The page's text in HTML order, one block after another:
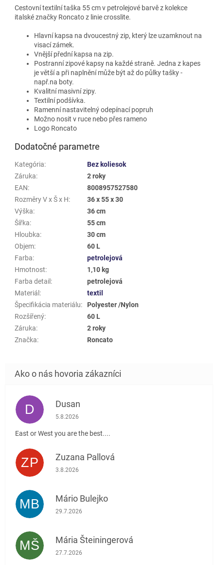
Cestovní textilní taška 55 cm v petrolejové barvě z kolekce
italské značky Roncato z linie crosslite.
Hlavní kapsa na dvoucestný zip, který lze uzamknout na
visací zámek.
Vnější přední kapsa na zip.
Postranní zipové kapsy na každé straně. Jedna z kapes
je větší a při naplnění může být až do půlky tašky -
např.na boty.
Kvalitní masivní zipy.
Textilní podšívka.
Ramenní nastavitelný odepínací popruh
Možno nosit v ruce nebo přes rameno
Logo Roncato
Dodatočné parametre
Kategória:
Bez koliesok
Záruka:
2 roky
EAN:
8008957527580
Rozměry V x Š x H:
36 x 55 x 30
Výška:
36 cm
Šířka:
55 cm
Hloubka:
30 cm
Objem:
60 L
Farba:
petrolejová
Hmotnost:
1,10 kg
Farba detail :
petrolejová
Materiál :
textil
Špecifikácia materiálu:
Polyester /Nylon
Rozšířený:
60 L
Záruka:
2 roky
Značka: Roncato
D Dusan
Hodnotenie obchodu je 5 z 5 hviezdičiek.
5.8.2026
East or West you are the best....
ZP Zuzana Pallová
Hodnotenie obchodu je 5 z 5 hviezdičiek.
3.8.2026
MB Mário Bulejko
Hodnotenie obchodu je 5 z 5 hviezdičiek.
29.7.2026
MŠ Mária Šteiningerová
Hodnotenie obchodu je 5 z 5 hviezdičiek.
27.7.2026